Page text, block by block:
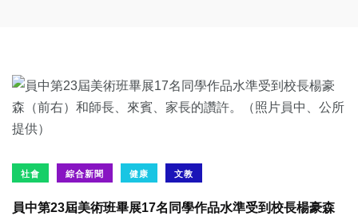
社會 綜合新聞 健康 文教
員中第23屆美術班畢展17名同學作品水準受到校長楊豪森